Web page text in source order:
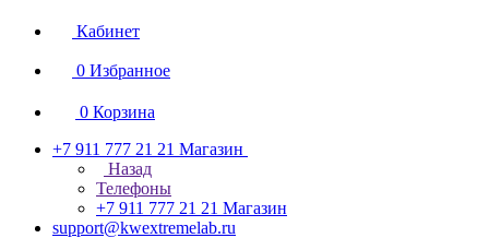
Кабинет
0 Избранное
0 Корзина
+7 911 777 21 21 Магазин
Назад
Телефоны
+7 911 777 21 21 Магазин
support@kwextremelab.ru